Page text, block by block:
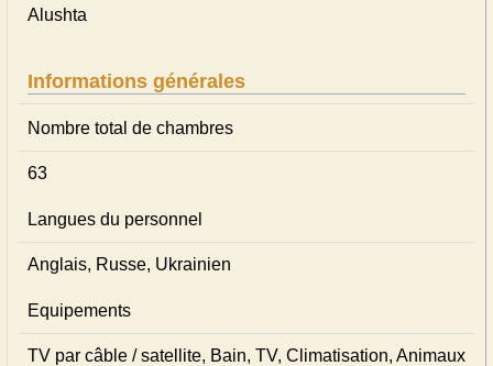
Alushta
Informations générales
Nombre total de chambres
63
Langues du personnel
Anglais, Russe, Ukrainien
Equipements
TV par câble / satellite, Bain, TV, Climatisation, Animaux